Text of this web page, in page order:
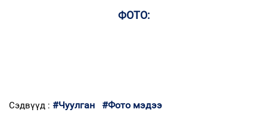
ФОТО:
Сэдвүүд : #Чуулган #Фото мэдээ